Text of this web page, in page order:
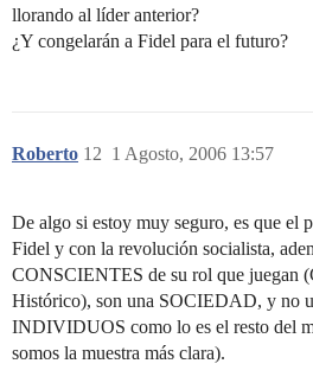
llorando al líder anterior?
¿Y congelarán a Fidel para el futuro?
Roberto 1 Agosto, 2006 13:57
12
De algo si estoy muy seguro, es que el
Fidel y con la revolución socialista,
CONSCIENTES de su rol que juegan
Histórico), son una SOCIEDAD, y no
INDIVIDUOS como lo es el resto del
somos la muestra más clara).